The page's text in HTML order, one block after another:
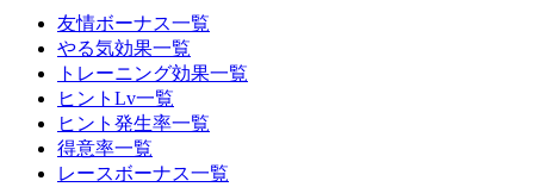
友情ボーナス一覧
やる気効果一覧
トレーニング効果一覧
ヒントLv一覧
ヒント発生率一覧
得意率一覧
レースボーナス一覧